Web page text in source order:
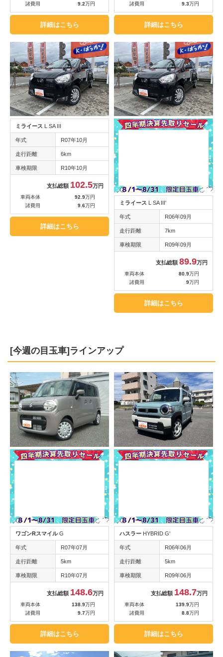
諸費用
9.2万円
詳細はこちら
諸費用
9.3万円
詳細はこちら
ミライース L SA III
年式 R07年10月
走行距離 6km
車検期限 R10年10月
支払総額 102.5万円
車両本体 92.9万円
諸費用
9.6万円
詳細はこちら
ミライース L SA III'
年式 R06年09月
走行距離 7km
車検期限 R09年09月
支払総額 89.9万円
車両本体 80.9万円
諸費用
9万円
詳細はこちら
[今週の目玉車]ラインアップ
ワゴンRスマイルG
年式 R07年07月
走行距離 5km
車検期限 R10年07月
支払総額 148.6万円
車両本体 138.9万円
諸費用
9.7万円
詳細はこちら
ハスラー HYBRID G'
年式 R06年06月
走行距離 5km
車検期限 R09年06月
支払総額 148.7万円
車両本体 139.9万円
諸費用
8.8万円
詳細はこちら